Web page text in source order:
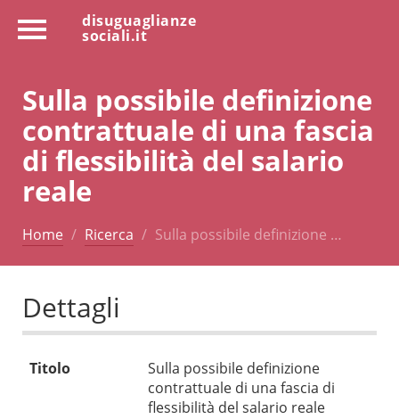
disuguaglianze
sociali.it
Sulla possibile definizione
contrattuale di una fascia
di flessibilità del salario
reale
Home Ricerca Sulla possibile definizione …
Dettagli
Titolo
Sulla possibile definizione
contrattuale di una fascia di
flessibilità del salario reale